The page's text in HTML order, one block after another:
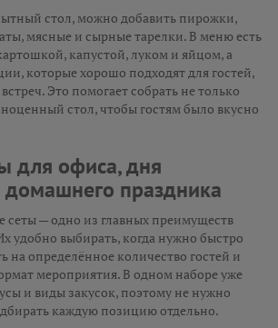
стол, можно добавить пирожки,
мясные и сырные тарелки. В меню есть
капустой, луком и яйцом, а
которые хорошо подходят для гостей,
Это помогает собрать не только
стол, чтобы гостям было вкусно
для офиса, дня
праздника
сеты — одно из главных преимуществ
удобно выбирать, когда нужно быстро
на определённое количество гостей и
мероприятия. В одном наборе уже
и виды закусок, поэтому не нужно
каждую позицию отдельно.